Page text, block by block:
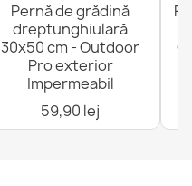
Pernă de grădină
dreptunghiulară
30x50 cm - Outdoor
Pro exterior
Impermeabil
59,90 lej